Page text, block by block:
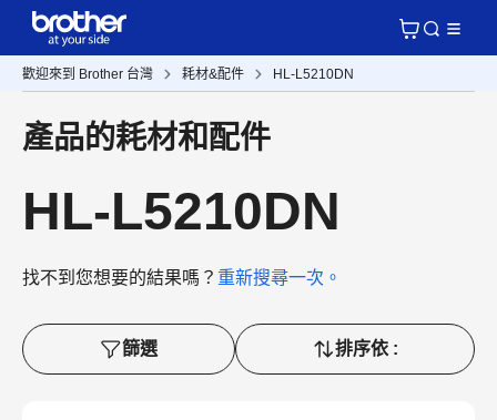
歡迎來到 Brother 台灣 耗材&配件 HL-L5210DN
產品的耗材和配件
HL-L5210DN
找不到您想要的結果嗎？ 重新搜尋一次。
篩選 排序依 :